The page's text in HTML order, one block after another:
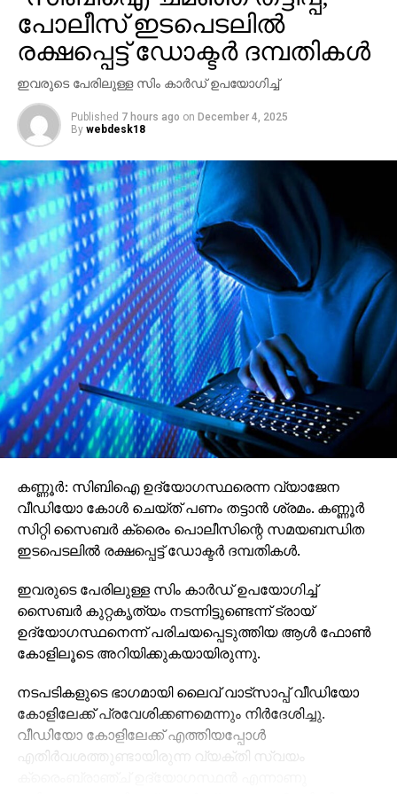
ബാദുഷ പറഞ്ഞതെല്ലാം സെറ്റില്‍
ചെയ്യാമെന്നായിരുന്നു ഹരീഷ് കണാരന്റെ പ്രസ്താവന.
ഇതിന് മറുപടിയായി തന്നെയാണ് ബാദുഷ വീണ്ടും
പ്രതികരിച്ചത്.
പോലീസ് ഇടപെടലില്‍
രക്ഷപ്പെട്ട് ഡോക്ടര്‍ ദമ്പതികള്‍
ഇവരുടെ പേരിലുള്ള സിം കാര്‍ഡ് ഉപയോഗിച്ച്
Published 7 hours ago on December 4, 2025
By webdesk18
കണ്ണൂര്‍: സിബിഐ ഉദ്യോഗസ്ഥരെന്ന വ്യാജേന
വീഡിയോ കോള്‍ ചെയ്ത് പണം തട്ടാന്‍ ശ്രമം. കണ്ണൂര്‍
സിറ്റി സൈബര്‍ ക്രൈം പൊലീസിന്റെ സമയബന്ധിത
ഇടപെടലില്‍ രക്ഷപ്പെട്ട് ഡോക്ടര്‍ ദമ്പതികള്‍.
ഇവരുടെ പേരിലുള്ള സിം കാര്‍ഡ് ഉപയോഗിച്ച്
സൈബര്‍ കുറ്റകൃത്യം നടന്നിട്ടുണ്ടെന്ന് ട്രായ്
ഉദ്യോഗസ്ഥനെന്ന് പരിചയപ്പെടുത്തിയ ആള്‍ ഫോണ്‍
കോളിലൂടെ അറിയിക്കുകയായിരുന്നു.
നടപടികളുടെ ഭാഗമായി ലൈവ് വാട്‌സാപ്പ് വീഡിയോ
കോളിലേക്ക് പ്രവേശിക്കണമെന്നും നിര്‍ദേശിച്ചു.
വീഡിയോ കോളിലേക്ക് എത്തിയപ്പോള്‍
എതിര്‍വശത്തുണ്ടായിരുന്ന വ്യക്തി സ്വയം